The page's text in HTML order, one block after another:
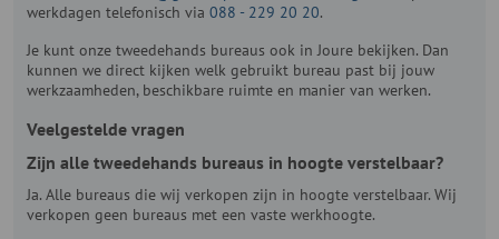
werkdagen telefonisch via 088 - 229 20 20.
Je kunt onze tweedehands bureaus ook in Joure bekijken. Dan
kunnen we direct kijken welk gebruikt bureau past bij jouw
werkzaamheden, beschikbare ruimte en manier van werken.
Veelgestelde vragen
Zijn alle tweedehands bureaus in hoogte verstelbaar?
Ja. Alle bureaus die wij verkopen zijn in hoogte verstelbaar. Wij
verkopen geen bureaus met een vaste werkhoogte.